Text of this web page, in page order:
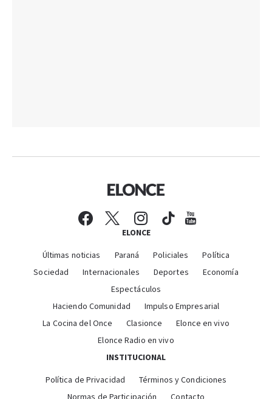
ELONCE
Últimas noticias Paraná Policiales
Política
Sociedad
Internacionales Deportes
Economía
Espectáculos
Haciendo Comunidad
Impulso Empresarial
La Cocina del Once
Clasionce
Elonce en vivo
Elonce Radio en vivo
INSTITUCIONAL
Política de Privacidad
Términos y Condiciones